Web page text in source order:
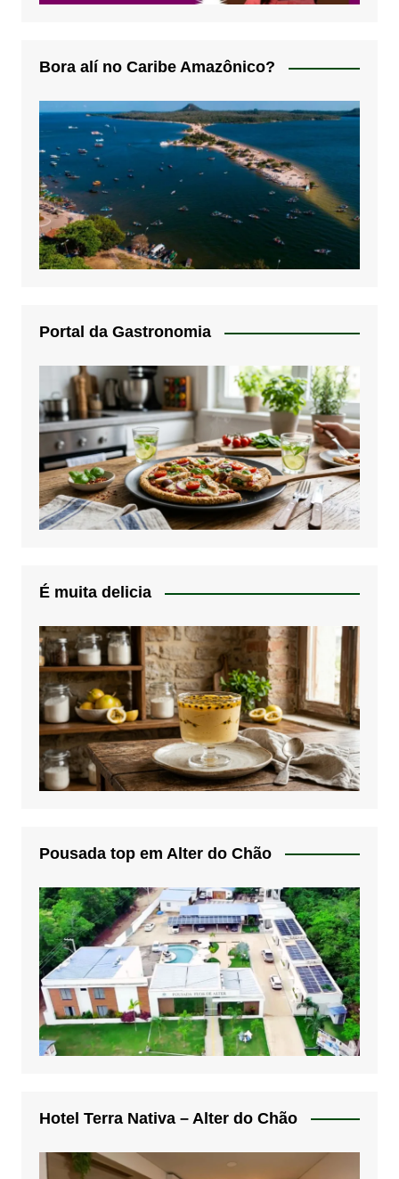
Bora alí no Caribe Amazônico?
Portal da Gastronomia
É muita delicia
Pousada top em Alter do Chão
Hotel Terra Nativa – Alter do Chão